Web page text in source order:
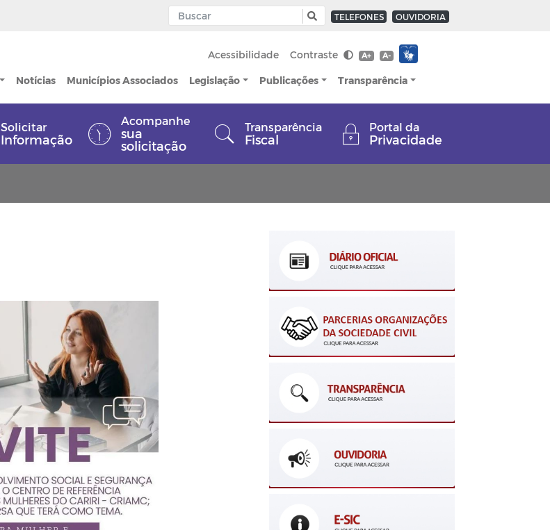
TELEFONES OUVIDORIA
Acessibilidade Contraste A+ A-
Notícias Municípios Associados Legislação Publicações Transparência
Solicitar
Informação
Acompanhe
sua
solicitação
Transparência
Fiscal
Portal da
Privacidade